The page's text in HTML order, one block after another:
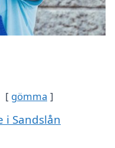
gömma
i Sandslån